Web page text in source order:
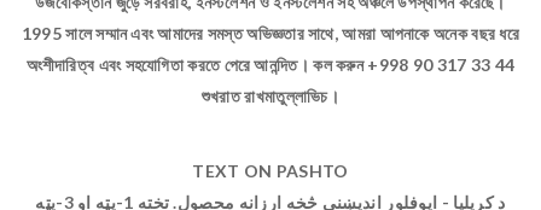
1995 সালে সম্মান এবং আমাদের সমস্ত অভিজ্ঞতার সাথে, আমরা আপনাকে অনেক বছর ধরে
অংশীদারিত্ব এবং সহযোগিতা করতে পেরে আনন্দিত। কল করুন +998 90 317 33 44
শুখরাত রাখমাতুল্লাভিচ।
TEXT ON PASHTO
د کریلیا - اپوفلور اندیښنې څخه ارزانه محصول. تخته 1-پټه او 3-پټه